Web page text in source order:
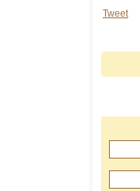
Tweet